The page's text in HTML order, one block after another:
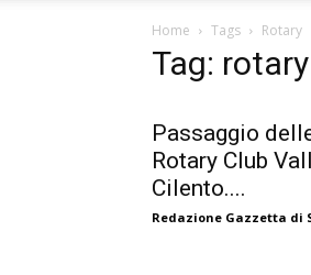
Home Tags Rotary
Tag: rotary
Passaggio
Rotary Club
Cilento....
Redazione Gazzetta di